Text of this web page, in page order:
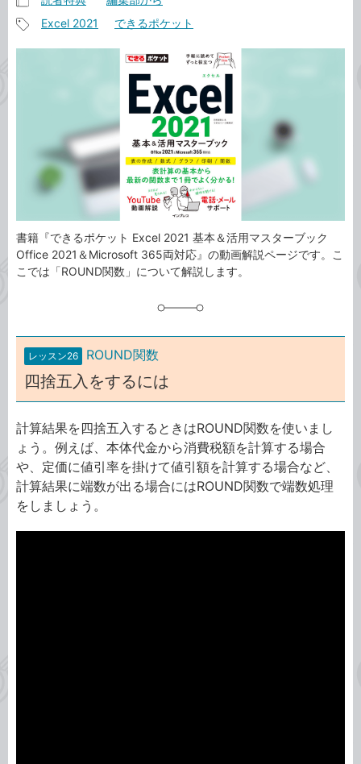
事
カ
Excel 2021 できるポケット
書籍『できるポケット Excel 2021 基本＆活用マスターブック
Office 2021＆Microsoft 365両対応』の動画解説ページです。こ
こでは「ROUND関数」について解説します。
レッスン26 ROUND関数
四捨五入をするには
計算結果を四捨五入するときはROUND関数を使いまし
ょう。例えば、本体代金から消費税額を計算する場合
や、定価に値引率を掛けて値引額を計算する場合など、
計算結果に端数が出る場合にはROUND関数で端数処理
をしましょう。